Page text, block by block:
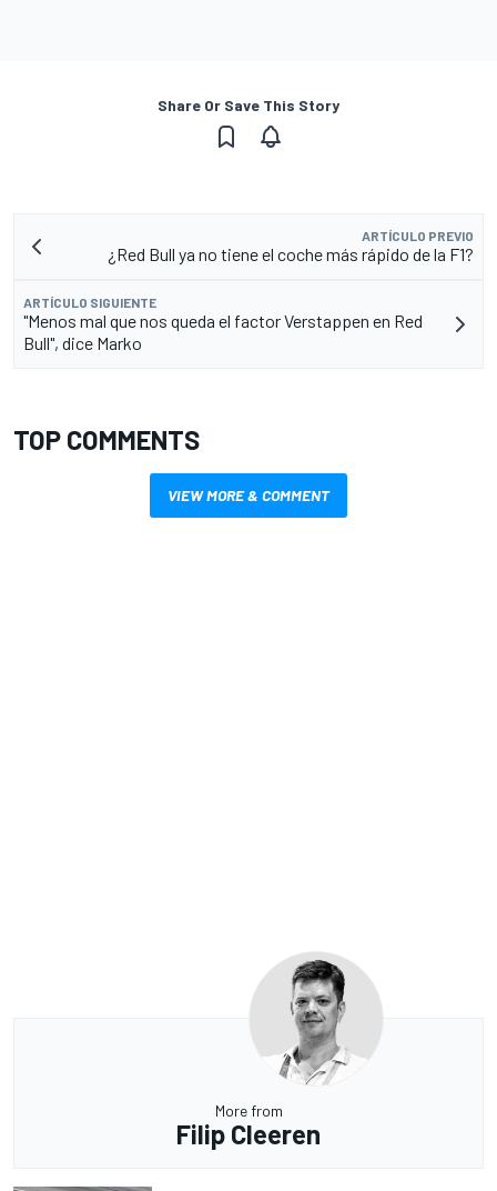
Share Or Save This Story
ARTÍCULO PREVIO
¿Red Bull ya no tiene el coche más rápido de la F1?
ARTÍCULO SIGUIENTE
"Menos mal que nos queda el factor Verstappen en Red
Bull", dice Marko
TOP COMMENTS
VIEW MORE & COMMENT
More from
Filip Cleeren